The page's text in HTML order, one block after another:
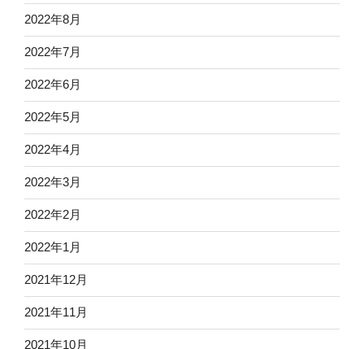
2022年8月
2022年7月
2022年6月
2022年5月
2022年4月
2022年3月
2022年2月
2022年1月
2021年12月
2021年11月
2021年10月